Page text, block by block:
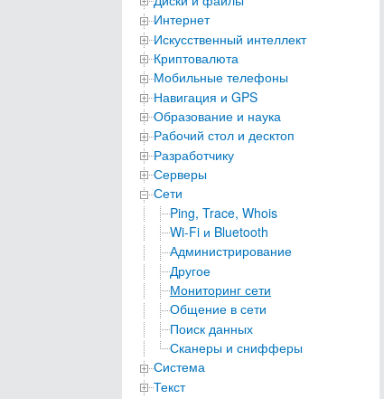
Интернет
Искусственный интеллект
Криптовалюта
Мобильные телефоны
Навигация и GPS
Образование и наука
Рабочий стол и десктоп
Разработчику
Серверы
Сети
Ping, Trace, Whois
Wi-Fi и Bluetooth
Администрирование
Другое
Мониторинг сети
Общение в сети
Поиск данных
Сканеры и снифферы
Система
Текст